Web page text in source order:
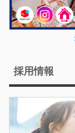
採用情報